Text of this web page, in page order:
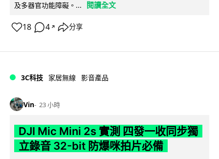
及多器官功能障礙。...
閱讀全文
18 4 ↗ 分享
3C科技 家居無線 影音產品
Vin 23 小時
DJI Mic Mini 2s 實測 四發一收同步獨
立錄音 32-bit 防爆咪拍片必備